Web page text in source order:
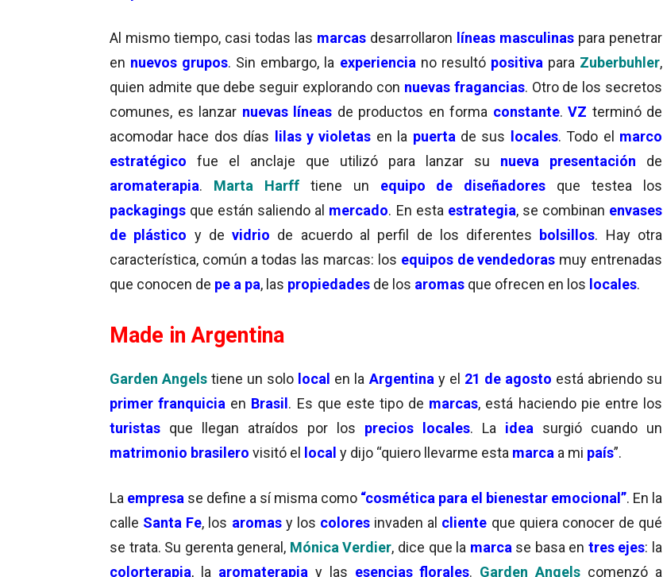
Al mismo tiempo, casi todas las marcas desarrollaron líneas masculinas para penetrar
en nuevos grupos. Sin embargo, la experiencia no resultó positiva para Zuberbuhler,
quien admite que debe seguir explorando con nuevas fragancias. Otro de los secretos
comunes, es lanzar nuevas líneas de productos en forma constante. VZ terminó de
acomodar hace dos días lilas y violetas en la puerta de sus locales. Todo el marco
estratégico fue el anclaje que utilizó para lanzar su nueva presentación de
aromaterapia. Marta Harff tiene un equipo de diseñadores que testea los
packagings que están saliendo al mercado. En esta estrategia, se combinan envases
de plástico y devidrio de acuerdo al perfil de los diferentes bolsillos. Hay otra
característica, común a todas las marcas: los equipos de vendedoras muy entrenadas
que conocen de pe a pa, las propiedades de los aromas que ofrecen en los locales.
Made in Argentina
Garden Angels tiene un solo local en la Argentina y el 21 de agosto está abriendo su
primer franquicia en Brasil. Es que este tipo de marcas, está haciendo pie entre los
turistas que llegan atraídos por los precios locales. La idea
surgió cuando un
matrimonio brasilero visitó el local y dijo “quiero llevarme esta marca a mi país”.
La empresa se define a sí misma como “cosmética para el bienestar emocional”. En la
calle Santa Fe, los aromasy los colores invaden al cliente que quiera conocer de qué
se trata. Su gerenta general, Mónica Verdier, dice que la marca se basa en tres ejes: la
colorterapia, la aromaterapia y las esencias florales. Garden Angels comenzó a